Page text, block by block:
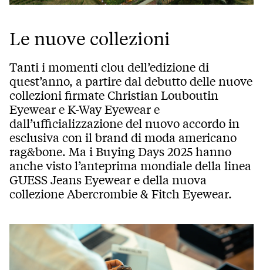
Le nuove collezioni
Tanti i momenti clou dell’edizione di
quest’anno, a partire dal debutto delle nuove
collezioni firmate Christian Louboutin
Eyewear e K-Way Eyewear e
dall’ufficializzazione del nuovo accordo in
esclusiva con il brand di moda americano
rag&bone. Ma i Buying Days 2025 hanno
anche visto l’anteprima mondiale della linea
GUESS Jeans Eyewear e della nuova
collezione Abercrombie & Fitch Eyewear.